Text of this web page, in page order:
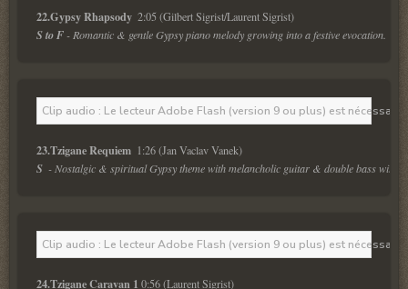
22.Gypsy Rhapsody 2:05 (Gilbert Sigrist/Laurent Sigrist)
S to F - Romantic & gentle Gypsy piano melody growing into a festive evocation.
Clip audio : Le lecteur Adobe Flash (version 9 ou plus) est
23.Tzigane Requiem 1:26 (Jan Vaclav Vanek)
S - Nostalgic & spiritual Gypsy theme with melancholic guitar & double bass with
Clip audio : Le lecteur Adobe Flash (version 9 ou plus) est
24.Tzigane Caravan 1 0:56 (Laurent Sigrist)